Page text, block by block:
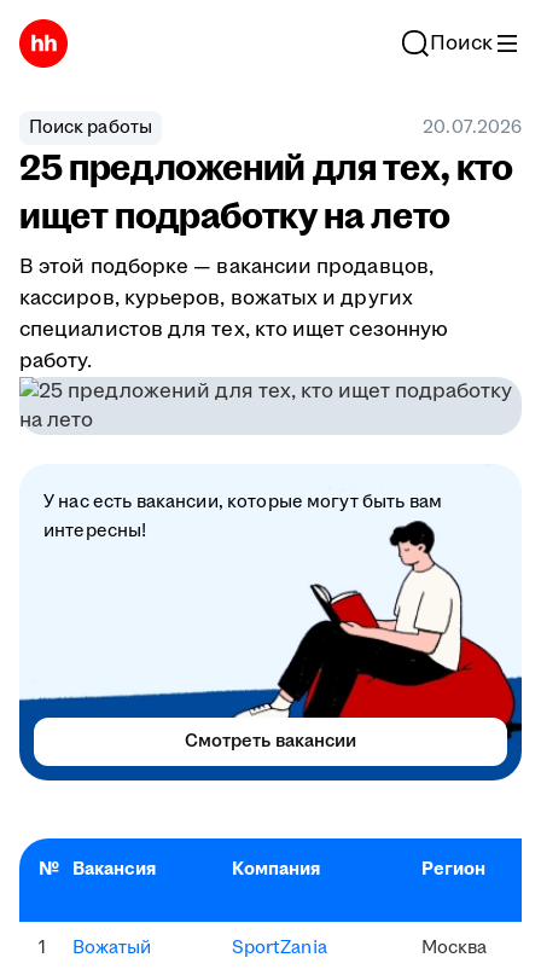
Поиск
Поиск работы 20.07.2026
25 предложений для тех, кто
ищет подработку на лето
В этой подборке — вакансии продавцов,
кассиров, курьеров, вожатых и других
специалистов для тех, кто ищет сезонную
работу.
№ Вакансия Компания Регион
1 Вожатый SportZania Москва
У нас есть вакансии, которые могут быть вам
интересны!
Смотреть вакансии